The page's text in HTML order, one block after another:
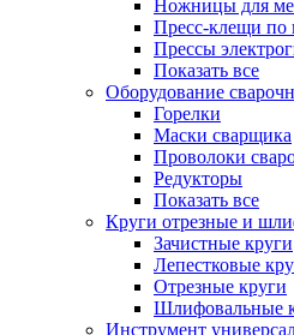
Ножницы для
Пресс-клещи по
Прессы
Показать все
Оборудование
Горелки
Маски сварщика
Проволоки
Редукторы
Показать все
Круги отрезные и
Зачистные круги
Лепестковые
Отрезные круги
Шлифовальные
Инструмент